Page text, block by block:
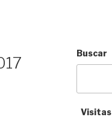
Buscar
Visitas